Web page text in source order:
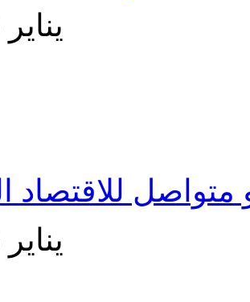
22 يناير 2026
متواصل للاقتصاد
15 يناير 2026